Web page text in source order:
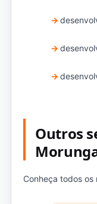
Outros
Conheça todos os